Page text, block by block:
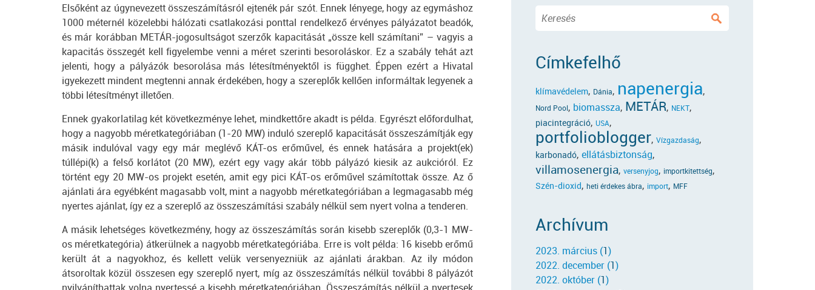
Elsőként az úgynevezett összeszámításról ejtenék pár szót. Ennek lényege, hogy az egymáshoz
1000 méternél közelebbi hálózati csatlakozási ponttal rendelkező érvényes pályázatot beadók,
és már korábban METÁR-jogosultságot szerzők kapacitását „össze kell számítani” – vagyis a
kapacitás összegét kell figyelembe venni a méret szerinti besoroláskor. Ez a szabály tehát azt
jelenti, hogy a pályázók besorolása más létesítményektől is függhet. Éppen ezért a Hivatal
igyekezett mindent megtenni annak érdekében, hogy a szereplők kellően informáltak legyenek a
többi létesítményt illetően.
Ennek gyakorlatilag két következménye lehet, mindkettőre akadt is példa. Egyrészt előfordulhat,
hogy a nagyobb méretkategóriában (1-20 MW) induló szereplő kapacitását összeszámítják egy
másik indulóval vagy egy már meglévő KÁT-os erőművel, és ennek hatására a projekt(ek)
túllépi(k) a felső korlátot (20 MW), ezért egy vagy akár több pályázó kiesik az aukcióról. Ez
történt egy 20 MW-os projekt esetén, amit egy pici KÁT-os erőművel számítottak össze. Az ő
ajánlati ára egyébként magasabb volt, mint a nagyobb méretkategóriában a legmagasabb még
nyertes ajánlat, így ez a szereplő az összeszámítási szabály nélkül sem nyert volna a tenderen.
A másik lehetséges következmény, hogy az összeszámítás során kisebb szereplők (0,3-1 MW-
os méretkategória) átkerülnek a nagyobb méretkategóriába. Erre is volt példa: 16 kisebb erőmű
került át a nagyokhoz, és kellett velük versenyezniük az ajánlati árakban. Az ily módon
átsoroltak közül összesen egy szereplő nyert, míg az összeszámítás nélkül további 8 pályázót
Címkefelhő
klímavédelem, Dánia, napenergia,
Nord Pool, biomassza, METÁR, NEKT,
piacintegráció, USA,
portfolioblogger, Vízgazdaság,
karbonadó, ellátásbiztonság,
villamosenergia, versenyjog, importkitettség,
Szén-dioxid, heti érdekes ábra, import, MFF
Archívum
2023. március (1)
2022. december (1)
2022. október (1)